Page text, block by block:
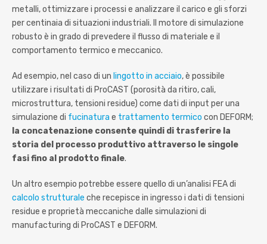
metalli, ottimizzare i processi e analizzare il carico e gli sforzi
per centinaia di situazioni industriali. Il motore di simulazione
robusto è in grado di prevedere il flusso di materiale e il
comportamento termico e meccanico.
Ad esempio, nel caso di un lingotto in acciaio, è possibile
utilizzare i risultati di ProCAST (porosità da ritiro, cali,
microstruttura, tensioni residue) come dati di input per una
simulazione di fucinatura e trattamento termico con DEFORM;
la concatenazione consente quindi di trasferire la
storia del processo produttivo attraverso le singole
fasi fino al prodotto finale.
Un altro esempio potrebbe essere quello di un’analisi FEA di
calcolo strutturale che recepisce in ingresso i dati di tensioni
residue e proprietà meccaniche dalle simulazioni di
manufacturing di ProCAST e DEFORM.